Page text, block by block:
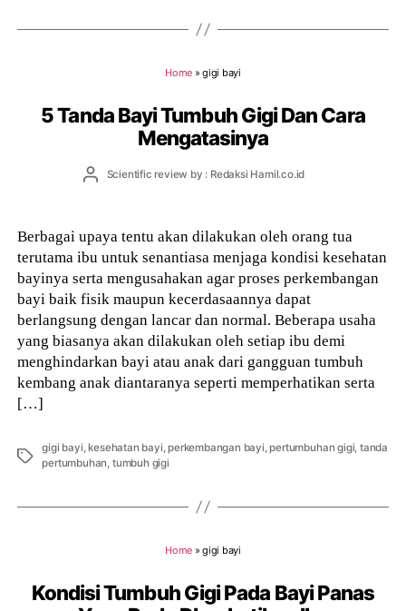
Home »gigi bayi
5 Tanda Bayi Tumbuh Gigi Dan Cara
Mengatasinya
PostScientific review by : Redaksi Hamil.co.id
Berbagai upaya tentu akan dilakukan oleh orang tua
terutama ibu untuk senantiasa menjaga kondisi kesehatan
bayinya serta mengusahakan agar proses perkembangan
bayi baik fisik maupun kecerdasaannya dapat
berlangsung dengan lancar dan normal. Beberapa usaha
yang biasanya akan dilakukan oleh setiap ibu demi
menghindarkan bayi atau anak dari gangguan tumbuh
kembang anak diantaranya seperti memperhatikan serta
[…]
Tags
gigi bayi, kesehatan bayi,perkembangan bayi,pertumbuhan gigi, tanda
pertumbuhan, tumbuh gigi
Home »gigi bayi
Kondisi Tumbuh Gigi Pada Bayi Panas